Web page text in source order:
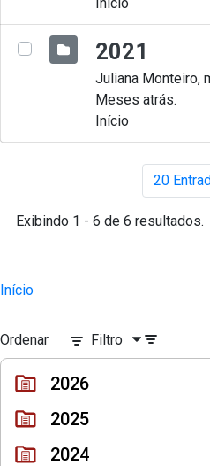
2021
Juliana Monteiro,
Meses atrás.
Início
20
Exibindo 1 - 6 de 6 resultados.
Início
Ordenar Filtro
2026
2025
2024